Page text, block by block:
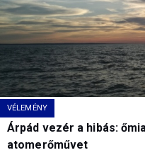
VÉLEMÉNY
Árpád vezér a hibás:
atomerőművet